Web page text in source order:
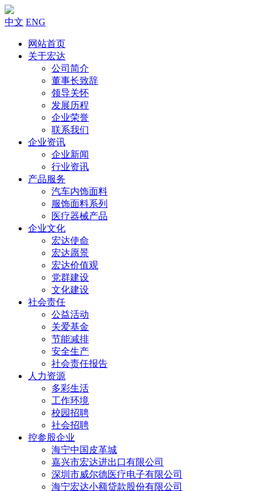
中文 ENG
网站首页
关于宏达
公司简介
董事长致辞
领导关怀
发展历程
企业荣誉
联系我们
企业资讯
企业新闻
行业资讯
产品服务
汽车内饰面料
服饰面料系列
医疗器械产品
企业文化
宏达使命
宏达愿景
宏达价值观
党群建设
文化建设
社会责任
公益活动
关爱基金
节能减排
安全生产
社会责任报告
人力资源
多彩生活
工作环境
校园招聘
社会招聘
控参股企业
海宁中国皮革城
嘉兴市宏达进出口有限公司
深圳市威尔德医疗电子有限公司
海宁宏达小额贷款股份有限公司